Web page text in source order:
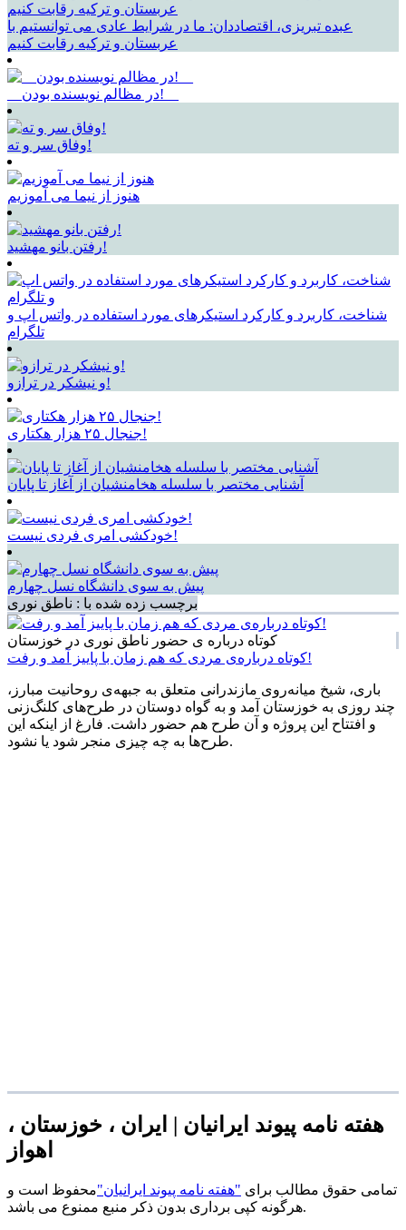
عبده تبریزی، اقتصاددان: ما در شرایط عادی می توانستیم با
عربستان و ترکیه رقابت کنیم
__در مظالم نویسنده بودن!__
وفاق سر و ته!
هنوز از نیما می آموزیم
رفتن بانو مهشید!
شناخت، کاربرد و کارکرد استیکرهای مورد استفاده در واتس اپ و
تلگرام
و نیشکر در ترازو!
جنجال ۲۵ هزار هکتاری!
آشنایی مختصر با سلسله هخامنشیان از آغاز تا پایان
خودکشی امری فردی نیست!
پیش به سوی دانشگاه نسل چهارم
برچسب زده شده با : ناطق نوری
کوتاه درباره ی حضور ناطق نوری در خوزستان
کوتاه درباره‌ی مردی که هم زمان با پاییز آمد و رفت!
باری، شیخ میانه‌روی مازندرانی متعلق به جبهه‌ی روحانیت مبارز،
چند روزی به خوزستان آمد و به گواه دوستان در طرح‌های کلنگ‌زنی
و افتتاح این پروژه و آن طرح هم حضور داشت. فارغ از اینکه این
طرح‌ها به چه چیزی منجر شود یا نشود.
هفته نامه پیوند ایرانیان | ایران ، خوزستان ،
اهواز
تمامی حقوق مطالب برای "هفته نامه پیوند ایرانیان"محفوظ است و
هرگونه کپی برداری بدون ذکر منبع ممنوع می باشد.